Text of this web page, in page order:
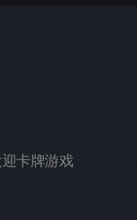
卡牌游戏